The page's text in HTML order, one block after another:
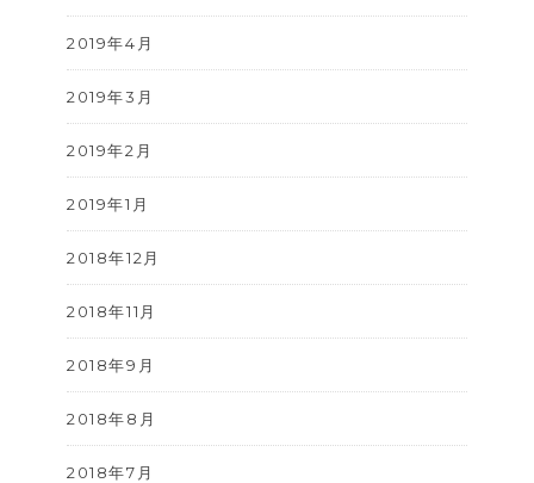
2019年4月
2019年3月
2019年2月
2019年1月
2018年12月
2018年11月
2018年9月
2018年8月
2018年7月